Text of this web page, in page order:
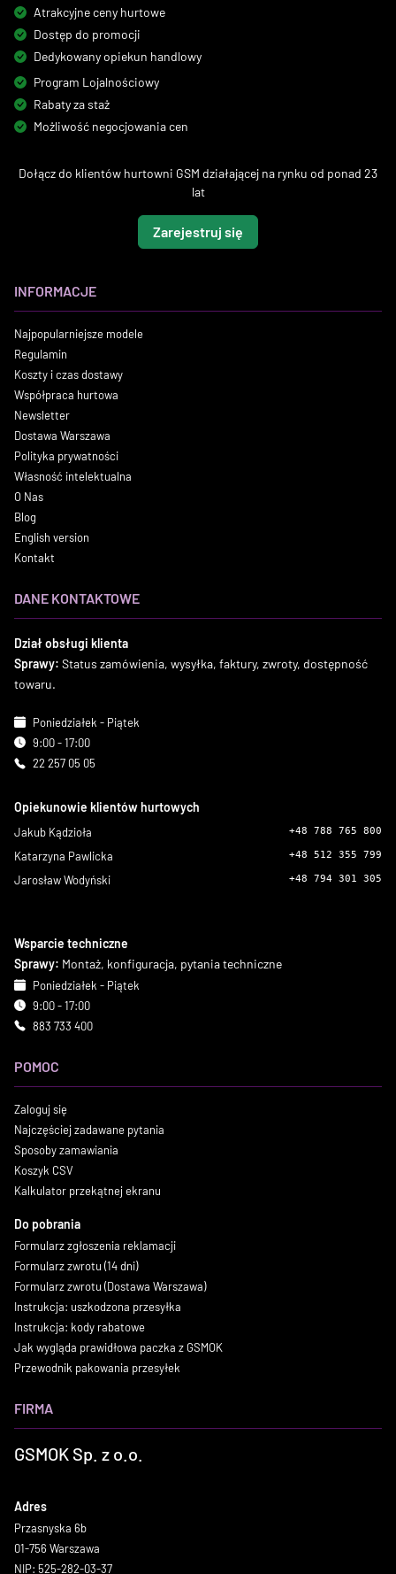
Atrakcyjne ceny hurtowe
Dostęp do promocji
Dedykowany opiekun handlowy
Program Lojalnościowy
Rabaty za staż
Możliwość negocjowania cen
Dołącz do klientów hurtowni GSM działającej na rynku od ponad 23
lat
Zarejestruj się
INFORMACJE
Najpopularniejsze modele
Regulamin
Koszty i czas dostawy
Współpraca hurtowa
Newsletter
Dostawa Warszawa
Polityka prywatności
Własność intelektualna
O Nas
Blog
English version
Kontakt
DANE KONTAKTOWE
Dział obsługi klienta
Sprawy: Status zamówienia, wysyłka, faktury, zwroty, dostępność
towaru.
Poniedziałek - Piątek
9:00 - 17:00
22 257 05 05
Opiekunowie klientów hurtowych
Jakub Kądzioła +48 788 765 800
Katarzyna Pawlicka +48 512 355 799
Jarosław Wodyński +48 794 301 305
Wsparcie techniczne
Sprawy: Montaż, konfiguracja, pytania techniczne
Poniedziałek - Piątek
9:00 - 17:00
883 733 400
POMOC
Zaloguj się
Najczęściej zadawane pytania
Sposoby zamawiania
Koszyk CSV
Kalkulator przekątnej ekranu
Do pobrania
Formularz zgłoszenia reklamacji
Formularz zwrotu (14 dni)
Formularz zwrotu (Dostawa Warszawa)
Instrukcja: uszkodzona przesyłka
Instrukcja: kody rabatowe
Jak wygląda prawidłowa paczka z GSMOK
Przewodnik pakowania przesyłek
FIRMA
GSMOK Sp. z o.o.
Adres
Przasnyska 6b
01-756 Warszawa
NIP: 525-282-03-37